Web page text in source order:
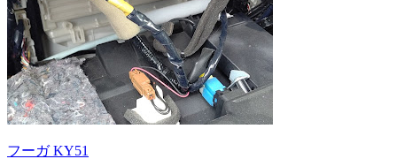
フーガ KY51